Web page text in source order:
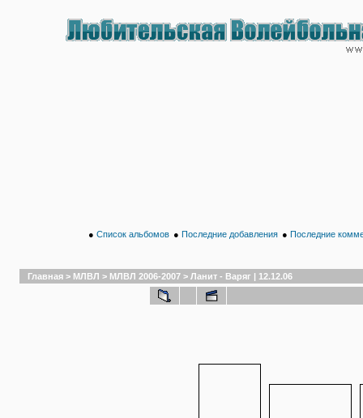
● Список альбомов ● Последние добавления ● Последние
Главная > МЛВЛ > МЛВЛ 2006-2007 > Ланит - Варяг | 12.12.06